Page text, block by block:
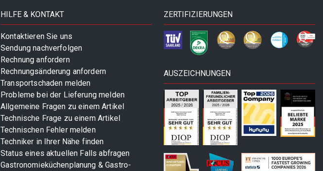
HILFE & KONTAKT
Kontaktieren Sie uns
Sendung nachverfolgen
Rechnung anfordern
Rechnungsänderung anfordern
Transportschaden melden
Probleme bei der Lieferung melden
Allgemeine Fragen zu einem Artikel
Technische Frage zu einem Artikel
Technischen Fehler melden
Techniker in Ihrer Nähe finden
Status eines aktuellen Falls abfragen
Gastronomieküchenplanung & Gastro-
ZERTIFIZIERUNGEN
AUSZEICHNUNGEN